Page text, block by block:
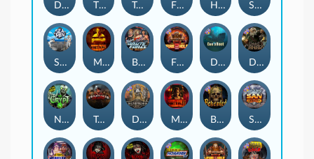
Seamen
Duck Hunters Fire in the Hole 3 Highway to Hell
Mental 2
Tombstone Slaughter
San Quentin 2: Death Row
Mental
The Crypt
Deadwood R.I.P Beheaded
Brute Force: Alien Onslaught
Nexus The Crypt
Fire in the Hole 2
Tanked
Das xBoot
San Quentin xWays
Dead Canary